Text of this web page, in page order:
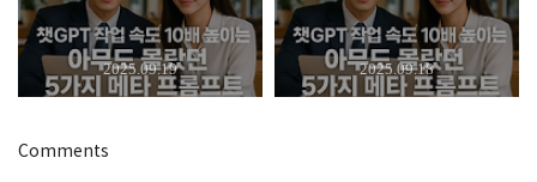
2025.09.19 2025.09.18
Comments